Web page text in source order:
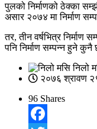
पुलको निर्माणको ठेक्का
असार २०७४ मा निर्माण
तर, तीन वर्षभित्र निर्माण
पनि निर्माण सम्पन्न हुने
निलो
२०७६ श्रावण
96 Shares